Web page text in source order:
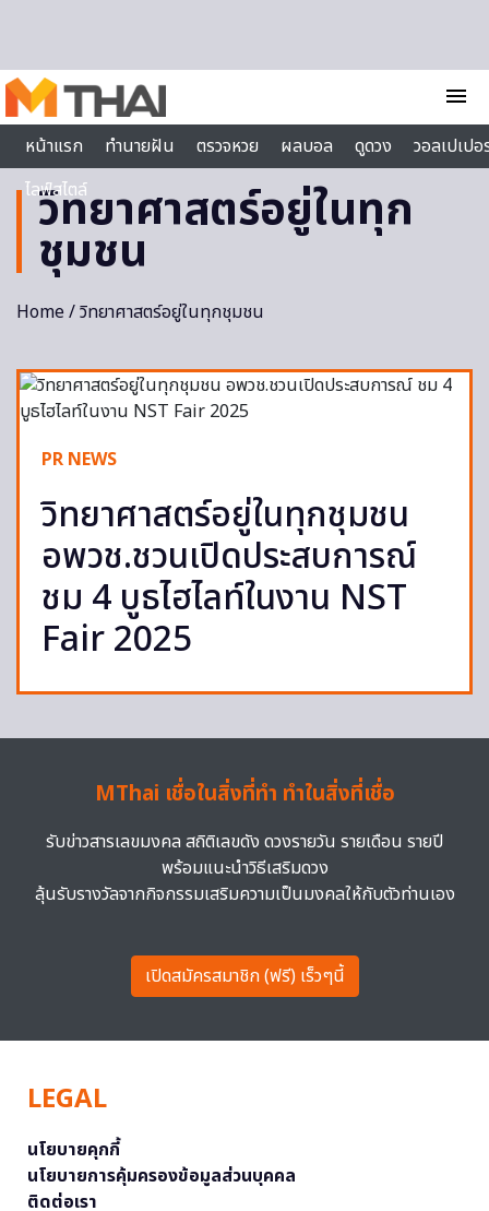
menu
หน้าแรก
ทำนายฝัน ตรวจหวย ผลบอล ดูดวง
วอลเปเป
ไลฟ์สไตล์
วิทยาศาสตร์อยู่ในทุก
ชุมชน
Home/ วิทยาศาสตร์อยู่ในทุกชุมชน
PR NEWS
วิทยาศาสตร์อยู่ในทุกชุมชน
อพวช.ชวนเปิดประสบการณ์
ชม 4 บูธไฮไลท์ในงาน NST
Fair 2025
MThai เชื่อในสิ่งที่ทำ ทำในสิ่งที่เชื่อ
รับข่าวสารเลขมงคล สถิติเลขดัง ดวงรายวัน รายเดือน รายปี
พร้อมแนะนำวิธีเสริมดวง
ลุ้นรับรางวัลจากกิจกรรมเสริมความเป็นมงคลให้กับตัวท่านเอง
เปิดสมัครสมาชิก (ฟรี) เร็วๆนี้
LEGAL
นโยบายคุกกี้
นโยบายการคุ้มครองข้อมูลส่วนบุคคล
ติดต่อเรา